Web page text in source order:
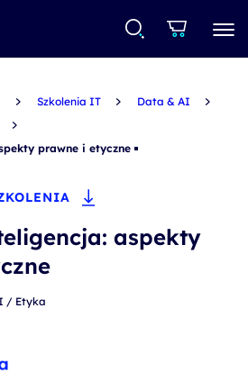
Szkolenia IT
Data & AI
prawne i etyczne
aspekty
/ Etyka